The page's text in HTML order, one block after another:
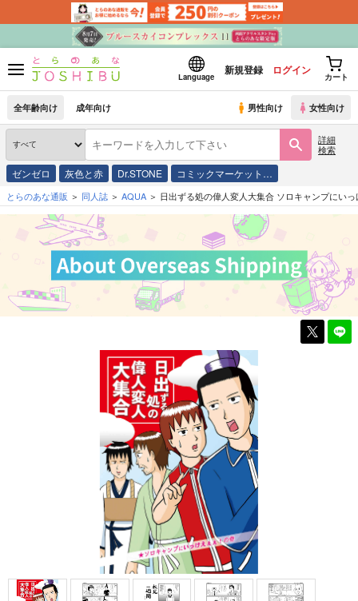
Language
新規登録 ログイン
カート
全年齢向け 成年向け 男性向け 女性向け
詳細
検索
ゼンゼロ 灰色と赤 Dr.STONE コミックマーケット…
とらのあな通販 同人誌 AQUA 日出ずる処の偉人変人大集合 ソロキャンプにい